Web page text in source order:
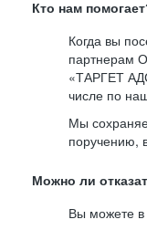
Кто нам
Когда вы
партнерам
«ТАРГЕТ
числе по
Мы
поручению,
Можно ли
Вы можете в